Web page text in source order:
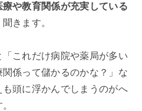
療や教育関係が充実している
きます。
これだけ病院や薬局が多い
係って儲かるのかな？」な
頭に浮かんでしまうのがへ